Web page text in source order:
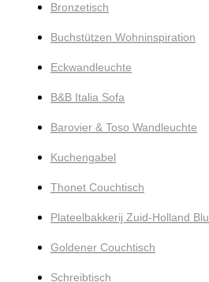
Bronzetisch
Buchstützen Wohninspiration
Eckwandleuchte
B&B Italia Sofa
Barovier & Toso Wandleuchte
Kuchengabel
Thonet Couchtisch
Plateelbakkerij Zuid-Holland
Goldener Couchtisch
Schreibtisch